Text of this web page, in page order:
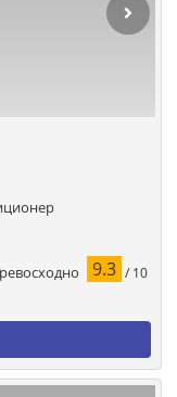
9.3 / 10